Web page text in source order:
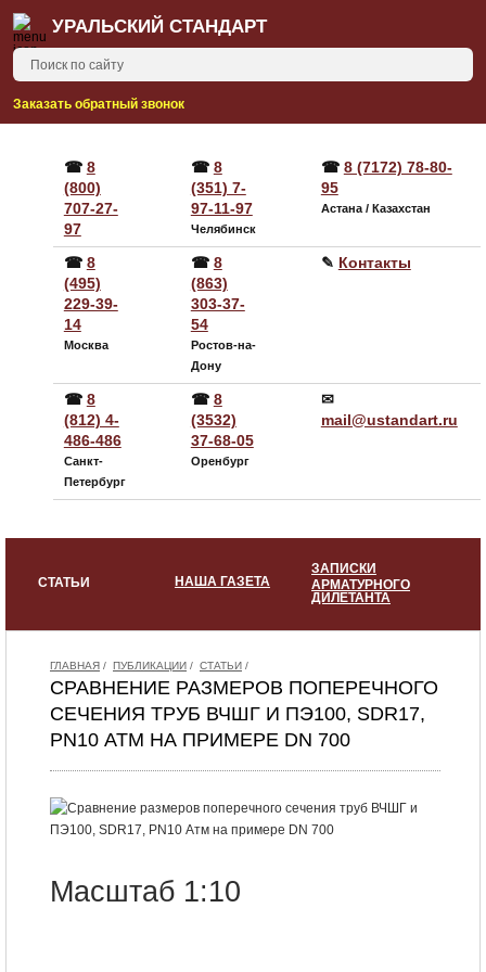
УРАЛЬСКИЙ СТАНДАРТ
Заказать обратный звонок
☎ 8
(800)
707-27-
97
☎ 8
(351) 7-
97-11-97
Челябинск
☎ 8 (7172) 78-80-
95
Астана / Казахстан
☎ 8
(495)
229-39-
14
Москва
☎ 8
(863)
303-37-
54
Ростов-на-
Дону
✎ Контакты
☎ 8
(812) 4-
486-486
Санкт-
Петербург
☎ 8
(3532)
37-68-05
Оренбург
✉
mail@ustandart.ru
СТАТЬИ НАША ГАЗЕТА
ЗАПИСКИ
АРМАТУРНОГО
ДИЛЕТАНТА
ГЛАВНАЯ / ПУБЛИКАЦИИ / СТАТЬИ /
СРАВНЕНИЕ РАЗМЕРОВ ПОПЕРЕЧНОГО
СЕЧЕНИЯ ТРУБ ВЧШГ И ПЭ100, SDR17,
PN10 АТМ НА ПРИМЕРЕ DN 700
Масштаб 1:10